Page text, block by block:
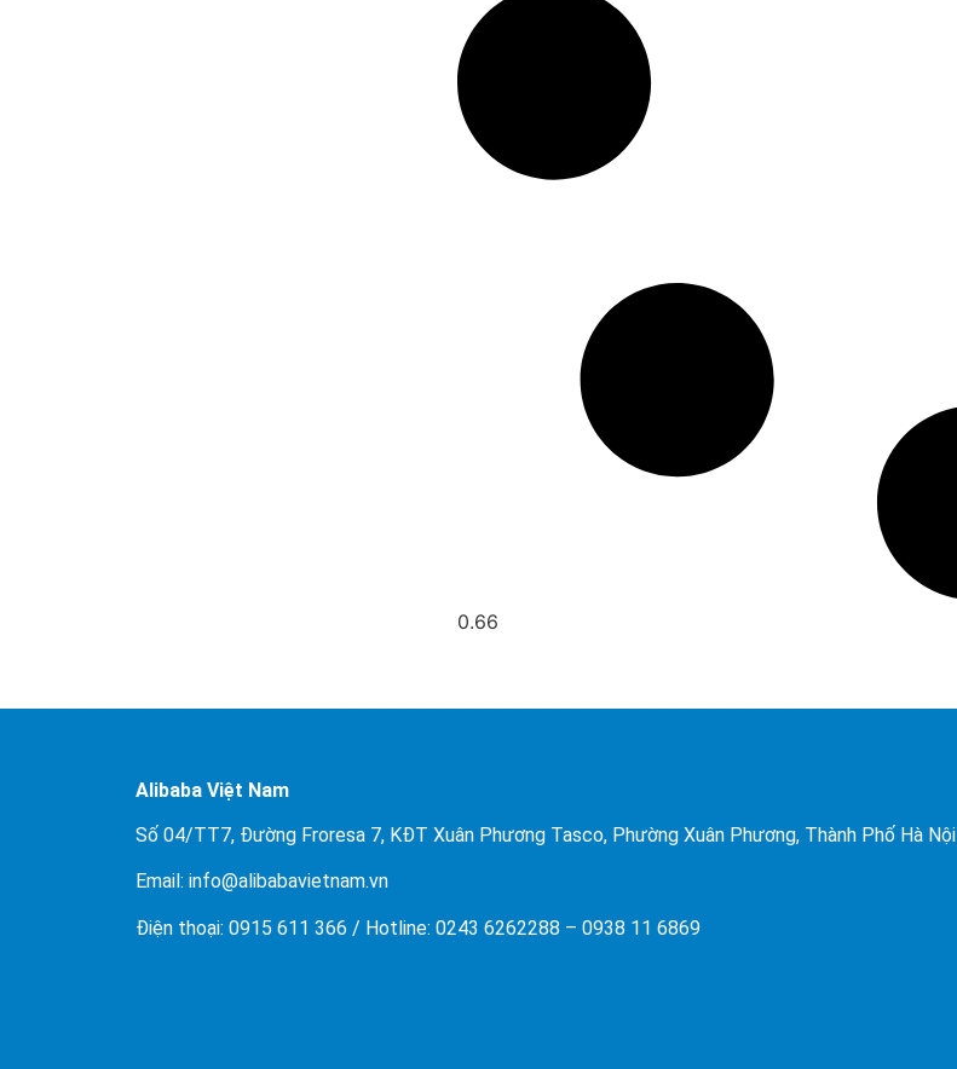
Alibaba Việt Nam
Số 04/TT7, Đường Froresa 7, KĐT Xuân Phương Tasco, Phường Xuân Phương, Thành Phố Hà Nội
Email: info@alibabavietnam.vn
Điện thoại: 0915 611 366 / Hotline: 0243 6262288 – 0938 11 6869